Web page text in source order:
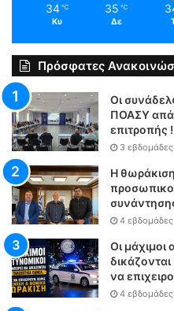
34 ℃
Κυ
35 ℃
Δε
Πρόσφατες
Οι
ΠΟΑΣΥ
επιτροπής !
3 εβδομάδες
Η
Υπαλλήλων
4 εβδομάδες
Οι μάχιμοι
να
θωράκιση
4 εβδομάδες